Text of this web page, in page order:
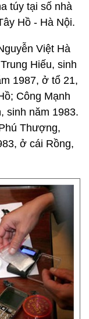
túy tại số nhà
Hồ - Hà Nội.
Việt Hà
Hiếu, sinh
1987, ở tổ 21,
Công Mạnh
sinh năm 1983.
Thượng,
ở cái Rồng,